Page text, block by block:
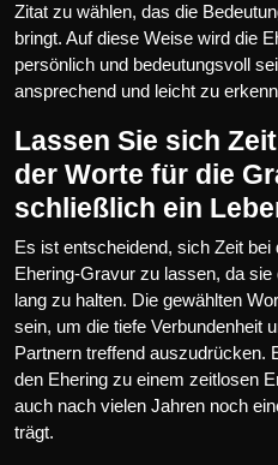
Zitat zu wählen, das die
bringt. Auf diese Weise wird die
persönlich und bedeutungsvoll
ansprechend und leicht zu
Lassen Sie sich
der Worte für die
schließlich ein
Es ist entscheidend, sich Zeit
Ehering-Gravur zu lassen, da
lang zu halten. Die gewählten
sein, um die tiefe Verbundenheit
Partnern treffend auszudrücken.
den Ehering zu einem zeitlosen
auch nach vielen Jahren noch
trägt.